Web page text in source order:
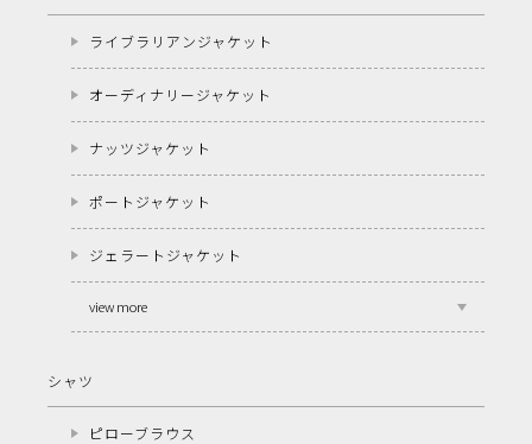
ライブラリアンジャケット
オーディナリージャケット
ナッツジャケット
ポートジャケット
ジェラートジャケット
view more
シャツ
ピローブラウス